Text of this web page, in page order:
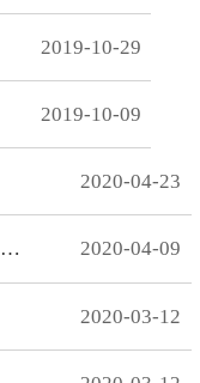
2019-10-29
2019-10-09
2020-04-23
选购三维旋转清洗喷头时不能忽略的事项有哪些 2020-04-09
2020-03-12